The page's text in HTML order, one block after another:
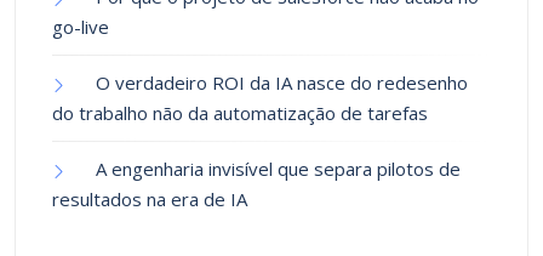
go-live
O verdadeiro ROI da IA nasce do redesenho
do trabalho não da automatização de tarefas
A engenharia invisível que separa pilotos de
resultados na era de IA